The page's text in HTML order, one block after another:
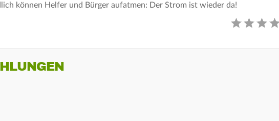
können Helfer und Bürger aufatmen: Der Strom ist wieder da!